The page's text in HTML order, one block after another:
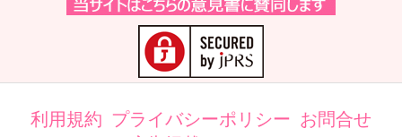
利用規約 プライバシーポリシー お問合せ